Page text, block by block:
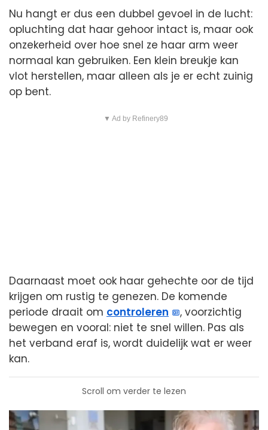
Nu hangt er dus een dubbel gevoel in de lucht:
opluchting dat haar gehoor intact is, maar ook
onzekerheid over hoe snel ze haar arm weer
normaal kan gebruiken. Een klein breukje kan
vlot herstellen, maar alleen als je er echt zuinig
op bent.
▼ Ad by Refinery89
Daarnaast moet ook haar gehechte oor de tijd
krijgen om rustig te genezen. De komende
periode draait om controleren
, voorzichtig
bewegen en vooral: niet te snel willen. Pas als
het verband eraf is, wordt duidelijk wat er weer
kan.
Scroll om verder te lezen